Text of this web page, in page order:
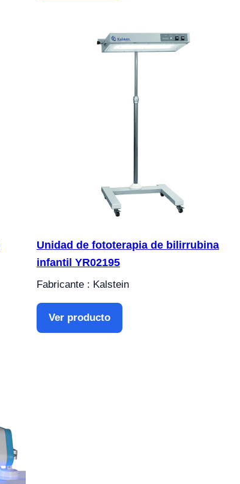
Unidad de fototerapia de bilirrubina
infantil YR02195
Fabricante : Kalstein
Ver producto